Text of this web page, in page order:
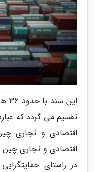
تقسیم می گردد که
اقتصادی و تجاری چین
اقتصادی و تجاری چین
در راستای